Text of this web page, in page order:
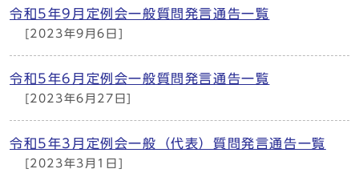
令和5年9月定例会一般質問発言通告一覧
[2023年9月6日]
令和5年6月定例会一般質問発言通告一覧
[2023年6月27日]
令和5年3月定例会一般（代表）質問発言通告一覧
[2023年3月1日]